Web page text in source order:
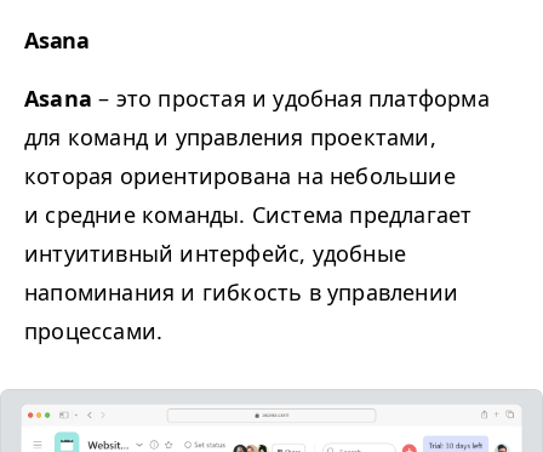
Asana
Asana – это простая и удобная платформа
для команд и управления проектами,
которая ориентирована на небольшие
и средние команды. Система предлагает
интуитивный интерфейс, удобные
напоминания и гибкость в управлении
процессами.